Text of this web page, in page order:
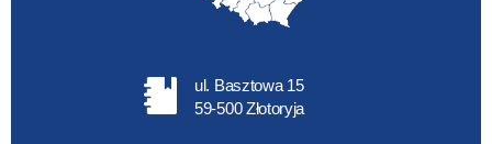
ul. Basztowa 15
59-500 Złotoryja